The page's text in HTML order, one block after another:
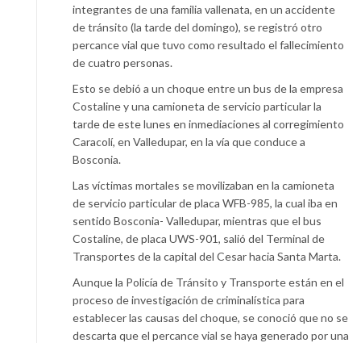
integrantes de una familia vallenata, en un accidente
de tránsito (la tarde del domingo), se registró otro
percance vial que tuvo como resultado el fallecimiento
de cuatro personas.
Esto se debió a un choque entre un bus de la empresa
Costaline y una camioneta de servicio particular la
tarde de este lunes en inmediaciones al corregimiento
Caracolí, en Valledupar, en la vía que conduce a
Bosconia.
Las víctimas mortales se movilizaban en la camioneta
de servicio particular de placa WFB-985, la cual iba en
sentido Bosconia- Valledupar, mientras que el bus
Costaline, de placa UWS-901, salió del Terminal de
Transportes de la capital del Cesar hacia Santa Marta.
Aunque la Policía de Tránsito y Transporte están en el
proceso de investigación de criminalística para
establecer las causas del choque, se conoció que no se
descarta que el percance vial se haya generado por una